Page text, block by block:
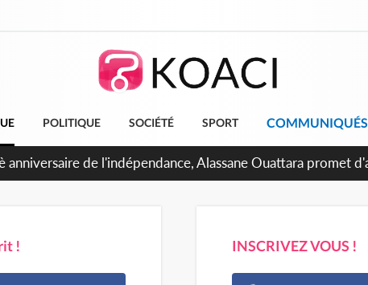
POLITIQUE SOCIÉTÉ SPORT COMMUNIQUÉS
anniversaire de l'indépendance, Alassane Ouattara promet
! INSCRIVEZ VOUS !